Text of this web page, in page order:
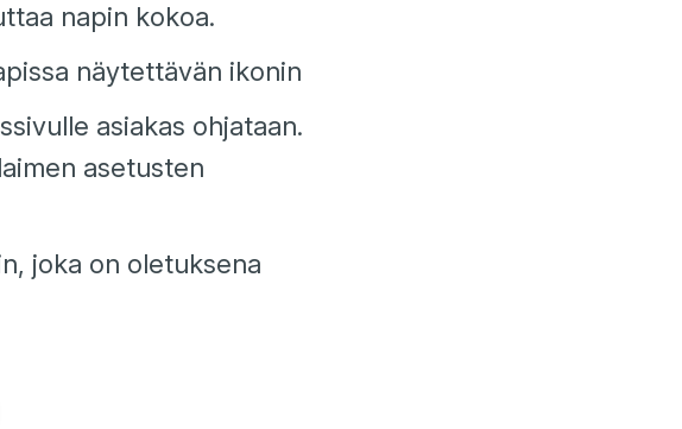
napin kokoa.
näytettävän ikonin
asiakas ohjataan.
asetusten
joka on oletuksena